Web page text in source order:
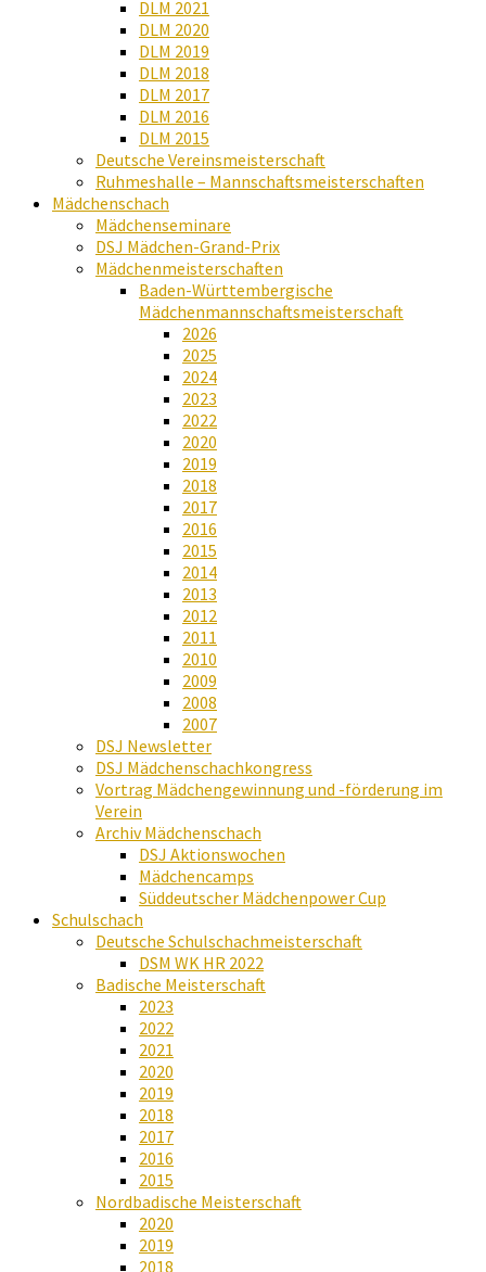
DLM 2021
DLM 2020
DLM 2019
DLM 2018
DLM 2017
DLM 2016
DLM 2015
Deutsche Vereinsmeisterschaft
Ruhmeshalle – Mannschaftsmeisterschaften
Mädchenschach
Mädchenseminare
DSJ Mädchen-Grand-Prix
Mädchenmeisterschaften
Baden-Württembergische
Mädchenmannschaftsmeisterschaft
2026
2025
2024
2023
2022
2020
2019
2018
2017
2016
2015
2014
2013
2012
2011
2010
2009
2008
2007
DSJ Newsletter
DSJ Mädchenschachkongress
Vortrag Mädchengewinnung und -förderung im
Verein
Archiv Mädchenschach
DSJ Aktionswochen
Mädchencamps
Süddeutscher Mädchenpower Cup
Schulschach
Deutsche Schulschachmeisterschaft
DSM WK HR 2022
Badische Meisterschaft
2023
2022
2021
2020
2019
2018
2017
2016
2015
Nordbadische Meisterschaft
2020
2019
2018